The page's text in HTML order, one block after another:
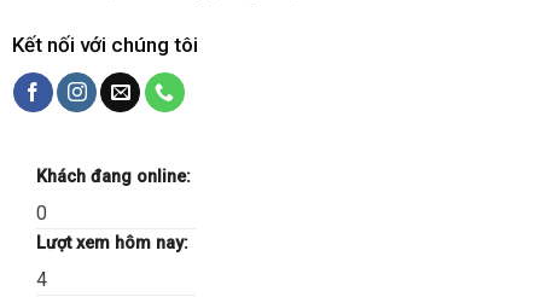
Kết nối với chúng tôi
Khách đang online:
0
Lượt xem hôm nay:
4